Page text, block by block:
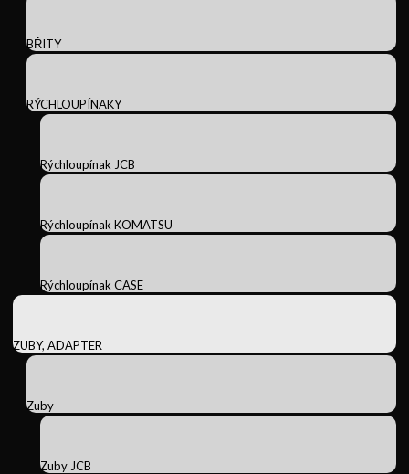
BŘITY
RÝCHLOUPÍNAKY
Rýchloupínak JCB
Rýchloupínak KOMATSU
Rýchloupínak CASE
ZUBY, ADAPTER
Zuby
Zuby JCB